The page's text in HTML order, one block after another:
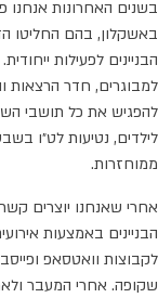
בשנים האחרונות אנחנו
באשקלון, בהם החליטו
הבניינים לפעילות
למבוגרים, חדר הרצאות
להפגיש את כל תושבי
לילדים, נטיעות לט״ו
ממוחזרות.
אחרי שאנחנו יוצרים
הבניינים באמצעות
לקבוצות וואטסאפ
שקופה. אחרי המעבר